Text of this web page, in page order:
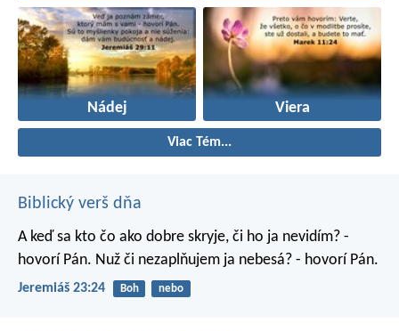
Nádej Viera
Viac Tém...
Biblický verš dňa
A keď sa kto čo ako dobre skryje, či ho ja nevidím? -
hovorí Pán. Nuž či nezaplňujem ja nebesá? - hovorí Pán.
Jeremiáš 23:24 Boh nebo